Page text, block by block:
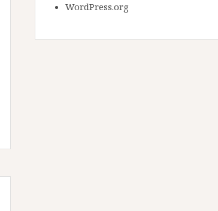
WordPress.org